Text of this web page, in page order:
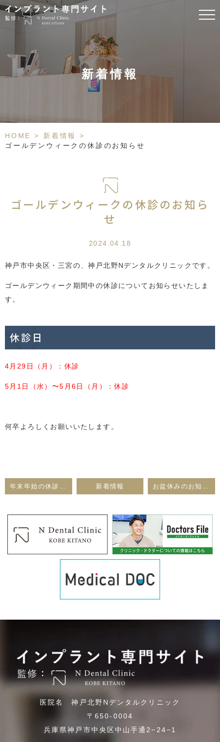
新着情報
HOME > 新着情報
>
ゴールデンウィークの休診のお知らせ
ゴールデンウィークの休診のお知ら
せ
2024.04.18
神戸市中央区・三宮の、神戸北野Nデンタルクリニックです。
ゴールデンウィーク期間中の休診についてお知らせいたしま
す。
休診日
4月29日（月）：休診
5月1日（水）〜5月6日（月）：休診
何卒よろしくお願いいたします。
年末年始の休診のお知らせ 新着情報 お盆休みのお知らせ
医院名 神戸北野Nデンタルクリニック
〒650-0004
兵庫県神戸市中央区中山手通2−24−1